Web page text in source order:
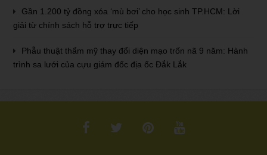
Gần 1.200 tỷ đồng xóa ‘mù bơi’ cho học sinh TP.HCM: Lời
giải từ chính sách hỗ trợ trực tiếp
Phẫu thuật thẩm mỹ thay đổi diện mạo trốn nã 9 năm: Hành
trình sa lưới của cựu giám đốc địa ốc Đắk Lắk